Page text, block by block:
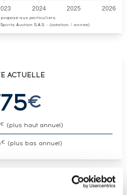
aux particuliers.
Auction S.A.S. - (cotation / année)
ACTUELLE
€
€ (plus haut annuel)
€ (plus bas annuel)